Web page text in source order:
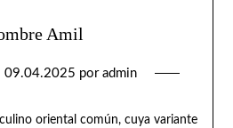
Amil
09.04.2025 por admin
oriental común, cuya variante